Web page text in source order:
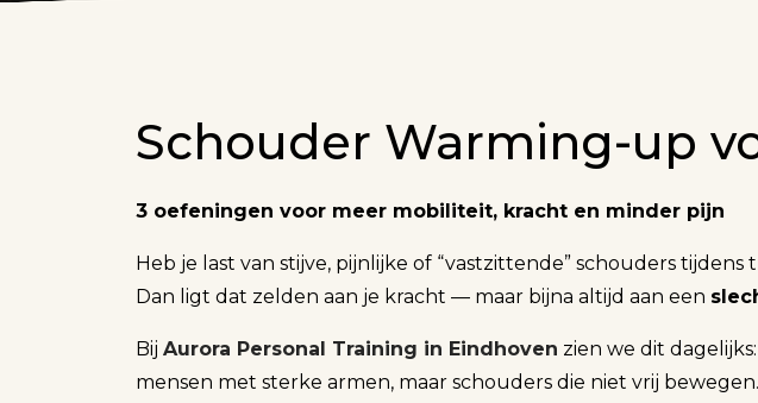
Schouder Warming-up
3 oefeningen voor meer mobiliteit, kracht en minder pijn
Heb je last van stijve, pijnlijke of “vastzittende” schouders tijdens
Dan ligt dat zelden aan je kracht — maar bijna altijd aan een
Bij Aurora Personal Training in Eindhoven zien we dit dagelijks:
mensen met sterke armen, maar schouders die niet vrij